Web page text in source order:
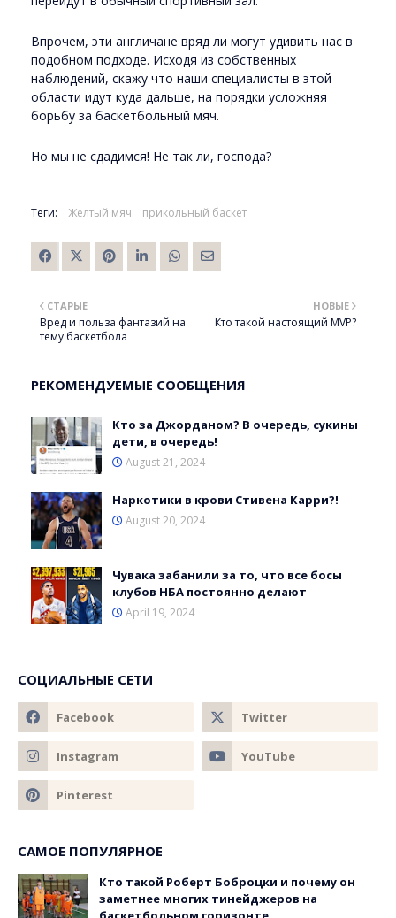
Впрочем, эти англичане вряд ли могут удивить нас в
подобном подходе. Исходя из собственных
наблюдений, скажу что наши специалисты в этой
области идут куда дальше, на порядки усложняя
борьбу за баскетбольный мяч.
Но мы не сдадимся! Не так ли, господа?
Теги: Желтый мяч прикольный баскет
НОВЫЕ
Кто такой настоящий MVP?
СТАРЫЕ
Вред и польза фантазий на
тему баскетбола
РЕКОМЕНДУЕМЫЕ СООБЩЕНИЯ
Кто за Джорданом? В очередь, сукины
дети, в очередь!
August 21, 2024
Наркотики в крови Стивена Карри?!
August 20, 2024
Чувака забанили за то, что все босы
клубов НБА постоянно делают
April 19, 2024
СОЦИАЛЬНЫЕ СЕТИ
САМОЕ ПОПУЛЯРНОЕ
Кто такой Роберт Боброцки и почему он
заметнее многих тинейджеров на